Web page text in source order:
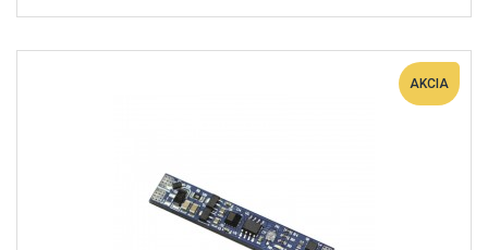
AKCIA